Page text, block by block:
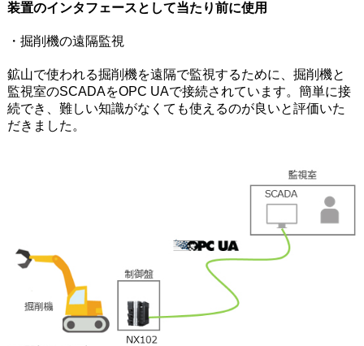
装置のインタフェースとして当たり前に使用
・掘削機の遠隔監視
鉱山で使われる掘削機を遠隔で監視するために、掘削機と
監視室のSCADAをOPC UAで接続されています。簡単に接
続でき、難しい知識がなくても使えるのが良いと評価いた
だきました。